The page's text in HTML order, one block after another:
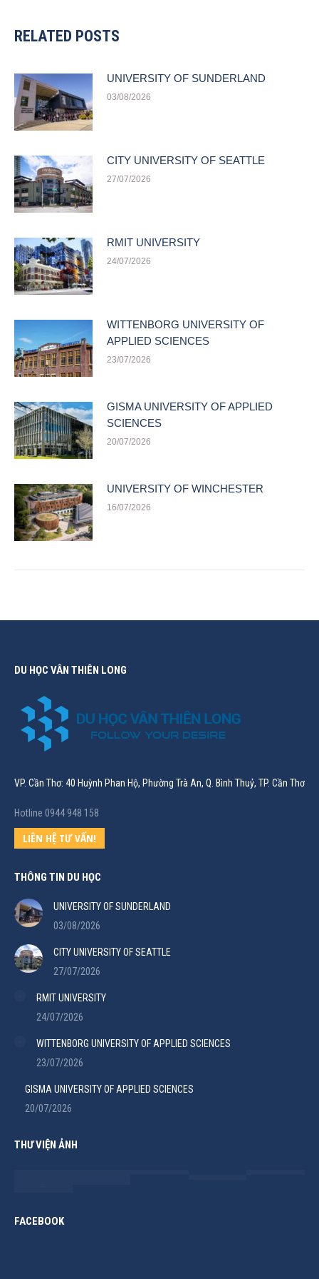
RELATED POSTS
UNIVERSITY OF SUNDERLAND
03/08/2026
CITY UNIVERSITY OF SEATTLE
27/07/2026
RMIT UNIVERSITY
24/07/2026
WITTENBORG UNIVERSITY OF
APPLIED SCIENCES
23/07/2026
GISMA UNIVERSITY OF APPLIED
SCIENCES
20/07/2026
UNIVERSITY OF WINCHESTER
16/07/2026
DU HỌC VÂN THIÊN LONG
VP. Cần Thơ: 40 Huỳnh Phan Hộ, Phường Trà An, Q. Bình Thuỷ, TP. Cần Thơ
Hotline 0944 948 158
LIÊN HỆ TƯ VẤN!
THÔNG TIN DU HỌC
UNIVERSITY OF SUNDERLAND
03/08/2026
CITY UNIVERSITY OF SEATTLE
27/07/2026
RMIT UNIVERSITY
24/07/2026
WITTENBORG UNIVERSITY OF APPLIED SCIENCES
23/07/2026
GISMA UNIVERSITY OF APPLIED SCIENCES
20/07/2026
THƯ VIỆN ẢNH
FACEBOOK